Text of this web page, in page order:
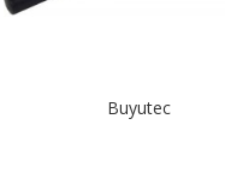
Buyutec